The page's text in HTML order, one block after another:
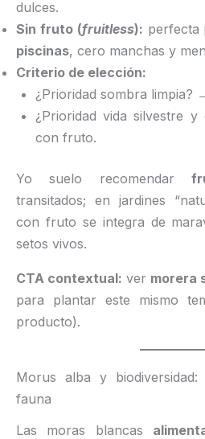
dulces.
Sin fruto (fruitless): perfecta
piscinas, cero manchas y
Criterio de elección:
¿Prioridad sombra limpia?
¿Prioridad vida silvestre
con fruto.
Yo suelo recomendar
transitados; en jardines
con fruto se integra de
setos vivos.
CTA contextual: ver morera
para plantar este mismo
producto).
Morus alba y
fauna
Las moras blancas